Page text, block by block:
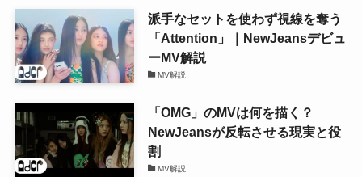
派手なセットを使わず視線を奪う
「Attention」｜NewJeansデビュ
ーMV解説
MV解説
「OMG」のMVは何を描く？
NewJeansが反転させる現実と役
割
MV解説